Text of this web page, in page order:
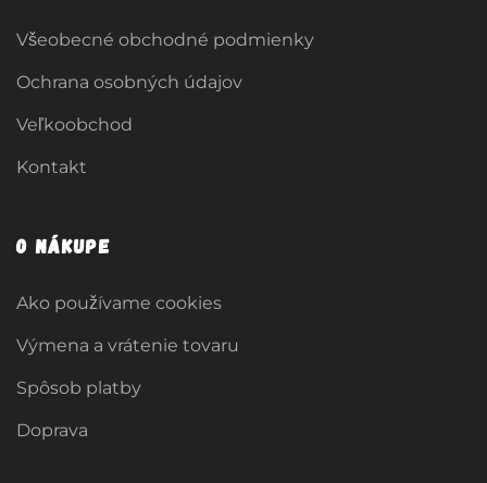
Všeobecné obchodné podmienky
Ochrana osobných údajov
Veľkoobchod
Kontakt
O nákupe
Ako používame cookies
Výmena a vrátenie tovaru
Spôsob platby
Doprava